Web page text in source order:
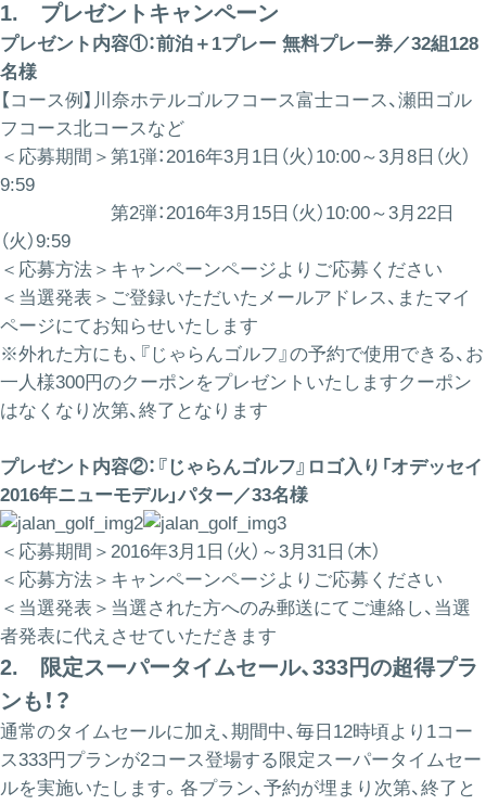
1. プレゼントキャンペーン
プレゼント内容①：前泊＋1プレー 無料プレー券／32組128
名様
【コース例】川奈ホテルゴルフコース富士コース、瀬田ゴル
フコース北コースなど
＜応募期間＞第1弾：2016年3月1日（火）10:00～3月8日（火）
9:59
第2弾：2016年3月15日（火）10:00～3月22日
（火）9:59
＜応募方法＞キャンペーンページよりご応募ください
＜当選発表＞ご登録いただいたメールアドレス、またマイ
ページにてお知らせいたします
※外れた方にも、『じゃらんゴルフ』の予約で使用できる、お
一人様300円のクーポンをプレゼントいたしますクーポン
はなくなり次第、終了となります
プレゼント内容②：『じゃらんゴルフ』ロゴ入り「オデッセイ
2016年ニューモデル」パター／33名様
＜応募期間＞2016年3月1日（火）～3月31日（木）
＜応募方法＞キャンペーンページよりご応募ください
＜当選発表＞当選された方へのみ郵送にてご連絡し、当選
者発表に代えさせていただきます
2. 限定スーパータイムセール、333円の超得プラ
ンも！？
通常のタイムセールに加え、期間中、毎日12時頃より1コー
ス333円プランが2コース登場する限定スーパータイムセー
ルを実施いたします。各プラン、予約が埋まり次第、終了と